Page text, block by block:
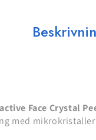
Face Crystal
med mikrokristaller